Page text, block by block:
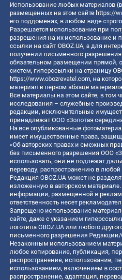
Использование любых материалов
размещенных на этом сайте https://
его поддоменах, в любом виде
Разрешается использование при
разрешения на их использование и
ссылки на сайт OBOZ.UA, а для
получении письменного
обязательном размещении прямой,
систем, гиперссылки на страницу
https://www.obozrevatel.com, на
материал в первом абзаце
Все материалы на этом сайте, в том
исследования – служебные
редакции, исключительные
принадлежат ООО «Золотая
На все опубликованные
имеет имущественные права,
«Об авторских правах и смежных
без письменного разрешения ООО
использовать, они не подлежат
переводу, распространению в
Редакция OBOZ.UA может не
изложенную в авторском материале.
информации, размещенной в
ответственность несет
Запрещено использование
сайте, даже с указанием
логотипа OBOZ.UA или любого
письменного разрешения
Незаконным использованием
любое копирование, публикация,
распространение, использование,
использованием, включением в
распространение, адаптация,